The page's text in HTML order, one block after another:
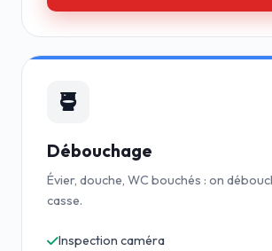
Débouchage
Évier, douche, WC bouchés : on
casse.
Inspection caméra